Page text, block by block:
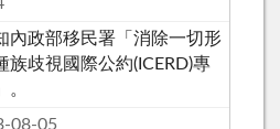
內政部移民署「消除一切形
族歧視國際公約(ICERD)專
。
08-05